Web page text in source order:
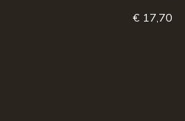
€ 17,70